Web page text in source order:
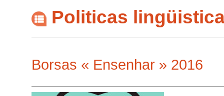
Politicas
Borsas « Ensenhar » 2016